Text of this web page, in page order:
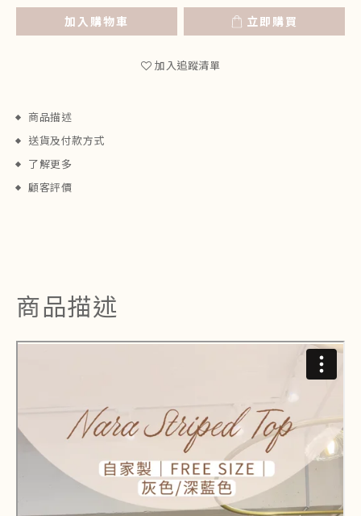
加入購物車 立即購買
加入追蹤清單
商品描述
送貨及付款方式
了解更多
顧客評價
商品描述